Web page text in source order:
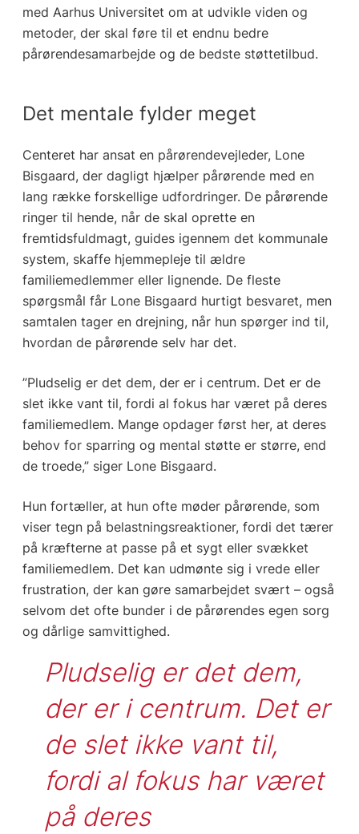
med Aarhus Universitet om at udvikle viden og
metoder, der skal føre til et endnu bedre
pårørendesamarbejde og de bedste støttetilbud.
Det mentale fylder meget
Centeret har ansat en pårørendevejleder, Lone
Bisgaard, der dagligt hjælper pårørende med en
lang række forskellige udfordringer. De pårørende
ringer til hende, når de skal oprette en
fremtidsfuldmagt, guides igennem det kommunale
system, skaffe hjemmepleje til ældre
familiemedlemmer eller lignende. De fleste
spørgsmål får Lone Bisgaard hurtigt besvaret, men
samtalen tager en drejning, når hun spørger ind til,
hvordan de pårørende selv har det.
”Pludselig er det dem, der er i centrum. Det er de
slet ikke vant til, fordi al fokus har været på deres
familiemedlem. Mange opdager først her, at deres
behov for sparring og mental støtte er større, end
de troede,” siger Lone Bisgaard.
Hun fortæller, at hun ofte møder pårørende, som
viser tegn på belastningsreaktioner, fordi det tærer
på kræfterne at passe på et sygt eller svækket
familiemedlem. Det kan udmønte sig i vrede eller
frustration, der kan gøre samarbejdet svært – også
selvom det ofte bunder i de pårørendes egen sorg
og dårlige samvittighed.
Pludselig er det dem,
der er i centrum. Det er
de slet ikke vant til,
fordi al fokus har været
på deres